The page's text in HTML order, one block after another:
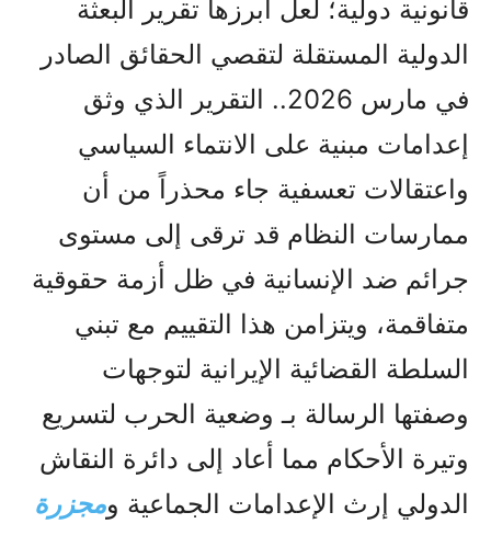
قانونية دولية؛ لعل أبرزها تقرير البعثة
الدولية المستقلة لتقصي الحقائق الصادر
في مارس 2026.. التقرير الذي وثق
إعدامات مبنية على الانتماء السياسي
واعتقالات تعسفية جاء محذراً من أن
ممارسات النظام قد ترقى إلى مستوى
جرائم ضد الإنسانية في ظل أزمة حقوقية
متفاقمة، ويتزامن هذا التقييم مع تبني
السلطة القضائية الإيرانية لتوجهات
وصفتها الرسالة بـ وضعية الحرب لتسريع
وتيرة الأحكام مما أعاد إلى دائرة النقاش
الدولي إرث الإعدامات الجماعية ومجزرة